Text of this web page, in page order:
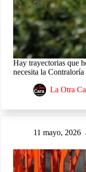
Hay trayectorias que
necesita la Contraloría
La Otra
11 mayo, 2026